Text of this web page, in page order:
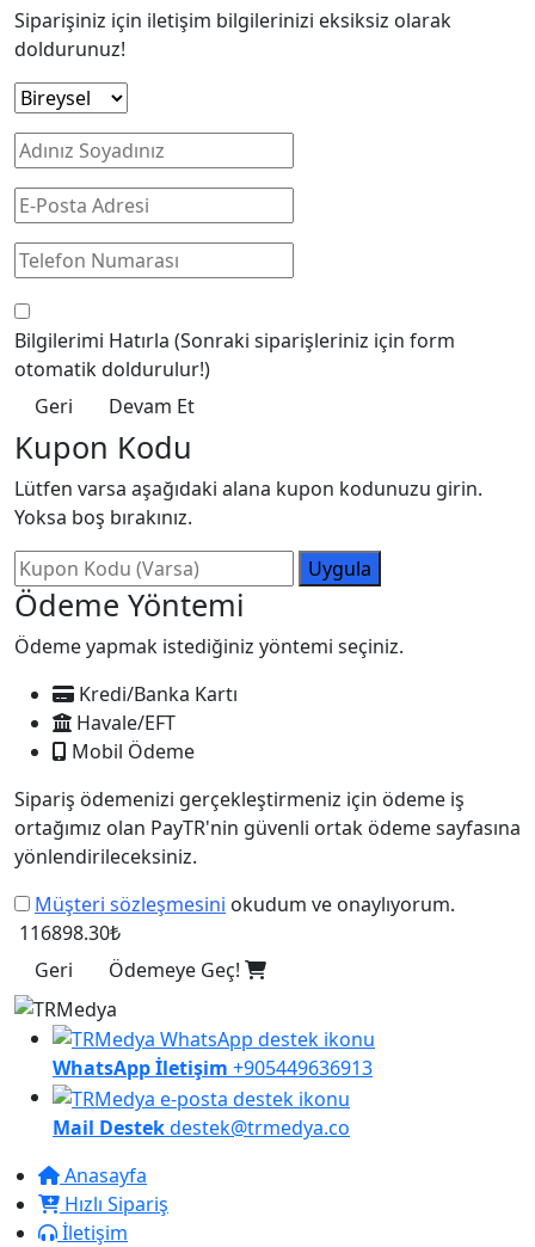
Siparişiniz için iletişim bilgilerinizi eksiksiz olarak
doldurunuz!
Bilgilerimi Hatırla (Sonraki siparişleriniz için form
otomatik doldurulur!)
Geri
Devam Et
Kupon Kodu
Lütfen varsa aşağıdaki alana kupon kodunuzu girin.
Yoksa boş bırakınız.
Uygula
Ödeme Yöntemi
Ödeme yapmak istediğiniz yöntemi seçiniz.
Kredi/Banka Kartı
Havale/EFT
Mobil Ödeme
Sipariş ödemenizi gerçekleştirmeniz için ödeme iş
ortağımız olan PayTR'nin güvenli ortak ödeme sayfasına
yönlendirileceksiniz.
Müşteri sözleşmesini okudum ve onaylıyorum.
116898.30₺
Geri
Ödemeye Geç!
WhatsApp İletişim +905449636913
Mail Destekdestek@trmedya.co
Anasayfa
Hızlı Sipariş
İletişim